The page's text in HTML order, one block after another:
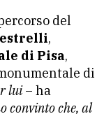
del
,
di Pisa,
di
lui– ha
convinto che, al